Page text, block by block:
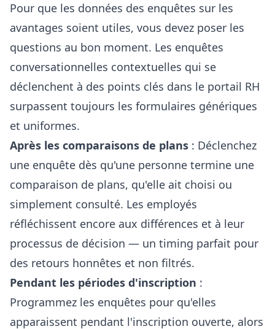
Pour que les données des enquêtes sur les
avantages soient utiles, vous devez poser les
questions au bon moment. Les enquêtes
conversationnelles contextuelles qui se
déclenchent à des points clés dans le portail RH
surpassent toujours les formulaires génériques
et uniformes.
Après les comparaisons de plans : Déclenchez
une enquête dès qu'une personne termine une
comparaison de plans, qu'elle ait choisi ou
simplement consulté. Les employés
réfléchissent encore aux différences et à leur
processus de décision — un timing parfait pour
des retours honnêtes et non filtrés.
Pendant les périodes d'inscription :
Programmez les enquêtes pour qu'elles
apparaissent pendant l'inscription ouverte, alors